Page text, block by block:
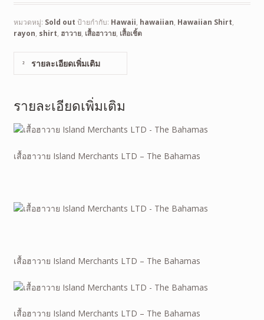
หมวดหมู่: Sold out ป้ายกำกับ: Hawaii, hawaiian, Hawaiian Shirt,
rayon, shirt, ฮาวาย, เสื้อฮาวาย, เสื้อเชิ้ต
รายละเอียดเพิ่มเติม
รายละเอียดเพิ่มเติม
เสื้อฮาวาย Island Merchants LTD – The Bahamas
เสื้อฮาวาย Island Merchants LTD – The Bahamas
เสื้อฮาวาย Island Merchants LTD – The Bahamas